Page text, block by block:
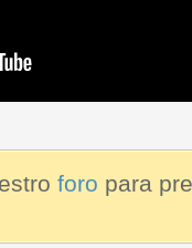
foro para